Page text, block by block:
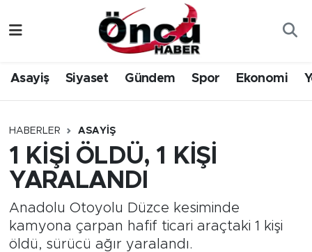
Asayiş Siyaset Gündem Spor Ekonomi
HABERLER ASAYIŞ
1 KİŞİ ÖLDÜ, 1 KİŞİ
YARALANDI
Anadolu Otoyolu Düzce kesiminde
kamyona çarpan hafif ticari araçtaki 1 kişi
öldü, sürücü ağır yaralandı.
Gündem
Sağlık & Çevre
Spor
Yerel Haber
Düzce Nöbetçi Eczaneler
Düzce Hava Durumu
Düzce Namaz Vakitleri
Düzce Trafik Yoğunluk Haritası
Tüm Manşetler